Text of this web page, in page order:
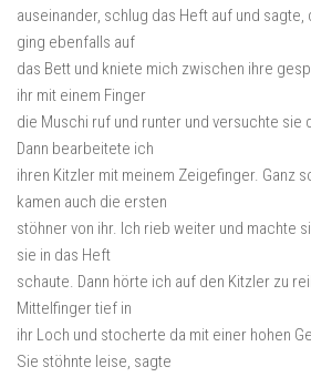
auseinander, schlug das Heft auf und
ging ebenfalls auf
das Bett und kniete mich zwischen ihre
ihr mit einem Finger
die Muschi ruf und runter und versuchte sie
Dann bearbeitete ich
ihren Kitzler mit meinem Zeigefinger. Ganz
kamen auch die ersten
stöhner von ihr. Ich rieb weiter und machte
sie in das Heft
schaute. Dann hörte ich auf den Kitzler zu
Mittelfinger tief in
ihr Loch und stocherte da mit einer hohen
Sie stöhnte leise, sagte